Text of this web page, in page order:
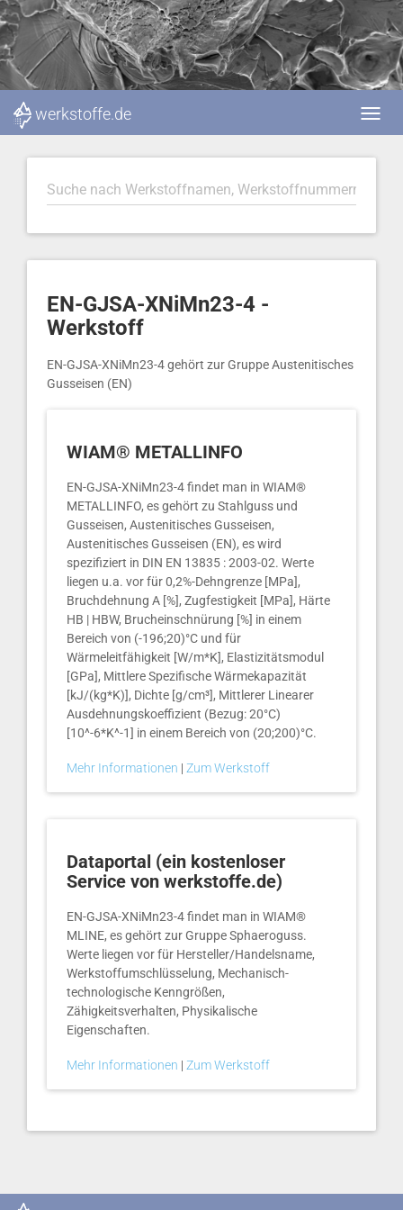
werkstoffe.de
EN-GJSA-XNiMn23-4 -
Werkstoff
EN-GJSA-XNiMn23-4 gehört zur Gruppe Austenitisches
Gusseisen (EN)
WIAM® METALLINFO
EN-GJSA-XNiMn23-4 findet man in WIAM®
METALLINFO, es gehört zu Stahlguss und
Gusseisen, Austenitisches Gusseisen,
Austenitisches Gusseisen (EN), es wird
spezifiziert in DIN EN 13835 : 2003-02. Werte
liegen u.a. vor für 0,2%-Dehngrenze [MPa],
Bruchdehnung A [%], Zugfestigkeit [MPa], Härte
HB | HBW, Brucheinschnürung [%] in einem
Bereich von (-196;20)°C und für
Wärmeleitfähigkeit [W/m*K], Elastizitätsmodul
[GPa], Mittlere Spezifische Wärmekapazität
[kJ/(kg*K)], Dichte [g/cm³], Mittlerer Linearer
Ausdehnungskoeffizient (Bezug: 20°C)
[10^-6*K^-1] in einem Bereich von (20;200)°C.
Mehr Informationen | Zum Werkstoff
Dataportal (ein kostenloser
Service von werkstoffe.de)
EN-GJSA-XNiMn23-4 findet man in WIAM®
MLINE, es gehört zur Gruppe Sphaeroguss.
Werte liegen vor für Hersteller/Handelsname,
Werkstoffumschlüsselung, Mechanisch-
technologische Kenngrößen,
Zähigkeitsverhalten, Physikalische
Eigenschaften.
Mehr Informationen | Zum Werkstoff